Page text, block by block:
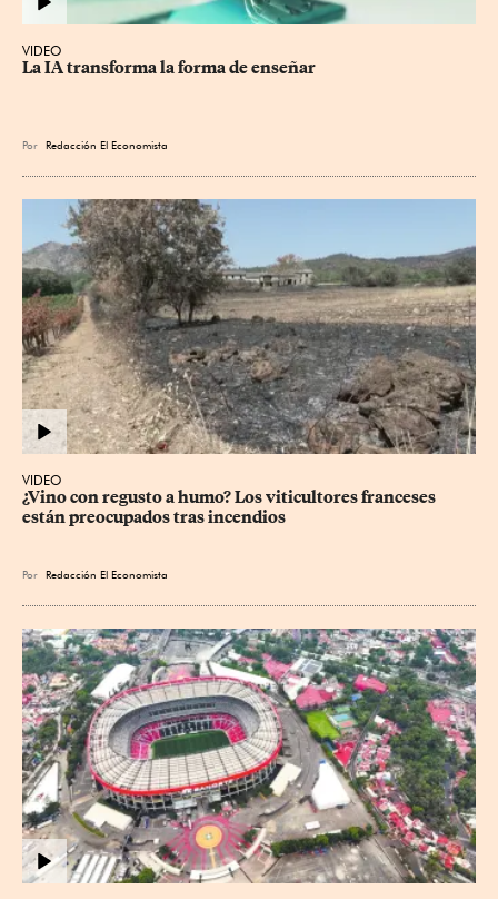
VIDEO
La IA transforma la forma de enseñar
Por Redacción El Economista
VIDEO
¿Vino con regusto a humo? Los viticultores franceses
están preocupados tras incendios
Por Redacción El Economista